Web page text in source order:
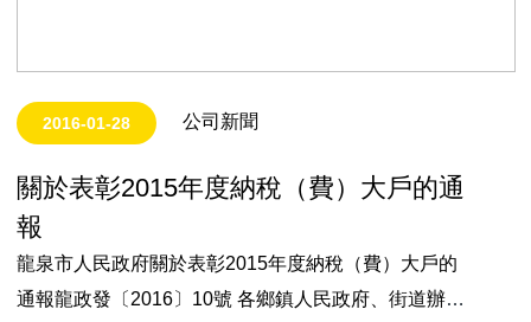
2016-01-28 公司新聞
關於表彰2015年度納稅（費）大戶的通
報
龍泉市人民政府關於表彰2015年度納稅（費）大戶的
通報龍政發〔2016〕10號 各鄉鎮人民政府、街道辦事